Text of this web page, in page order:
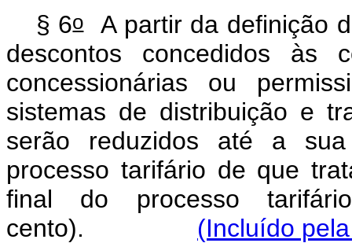
§ 6oA partir da definição
descontos concedidos às
concessionárias ou
sistemas de distribuição e
serão reduzidos até a
processo tarifário de que
final do processo
cento). (Incluído